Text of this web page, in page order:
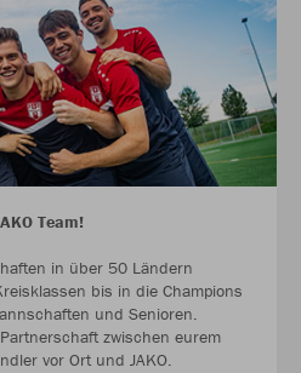
Team!
in über 50 Ländern
bis in die Champions
und Senioren.
zwischen eurem
vor Ort und JAKO.